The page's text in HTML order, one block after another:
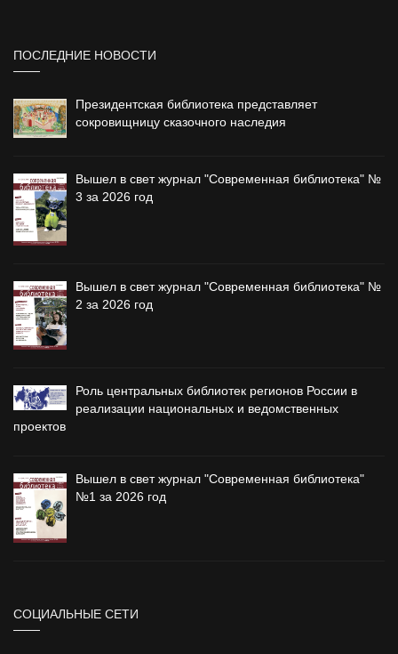
ПОСЛЕДНИЕ НОВОСТИ
Президентская библиотека представляет
сокровищницу сказочного наследия
Вышел в свет журнал "Современная библиотека" №
3 за 2026 год
Вышел в свет журнал "Современная библиотека" №
2 за 2026 год
Роль центральных библиотек регионов России в
реализации национальных и ведомственных
проектов
Вышел в свет журнал "Современная библиотека"
№1 за 2026 год
СОЦИАЛЬНЫЕ СЕТИ